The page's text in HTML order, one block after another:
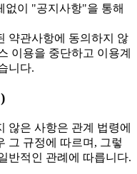
없이 "공지사항"을 통해
약관사항에 동의하지 않
이용을 중단하고 이용계
니다.
않은 사항은 관계 법령에
그 규정에 따르며, 그렇
반적인 관례에 따릅니다.